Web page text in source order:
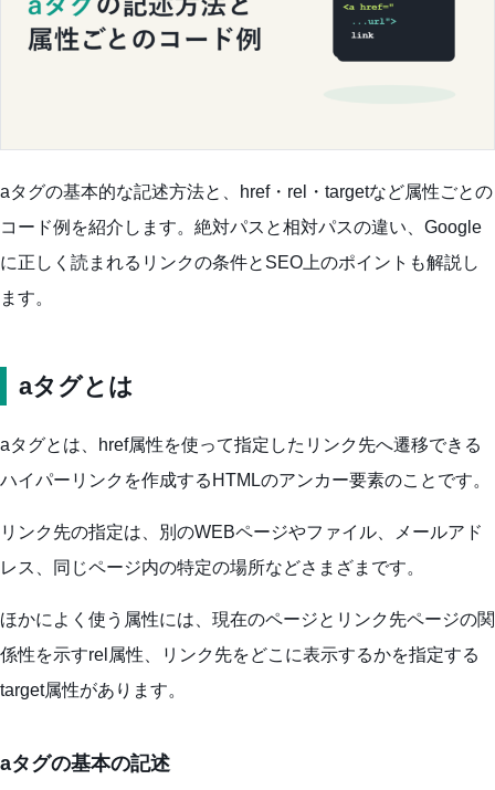
aタグの基本的な記述方法と、href・rel・targetなど属性ごとの
コード例を紹介します。絶対パスと相対パスの違い、Google
に正しく読まれるリンクの条件とSEO上のポイントも解説し
ます。
aタグとは
aタグとは、href属性を使って指定したリンク先へ遷移できる
ハイパーリンクを作成するHTMLのアンカー要素のことです。
リンク先の指定は、別のWEBページやファイル、メールアド
レス、同じページ内の特定の場所などさまざまです。
ほかによく使う属性には、現在のページとリンク先ページの関
係性を示すrel属性、リンク先をどこに表示するかを指定する
target属性があります。
aタグの基本の記述